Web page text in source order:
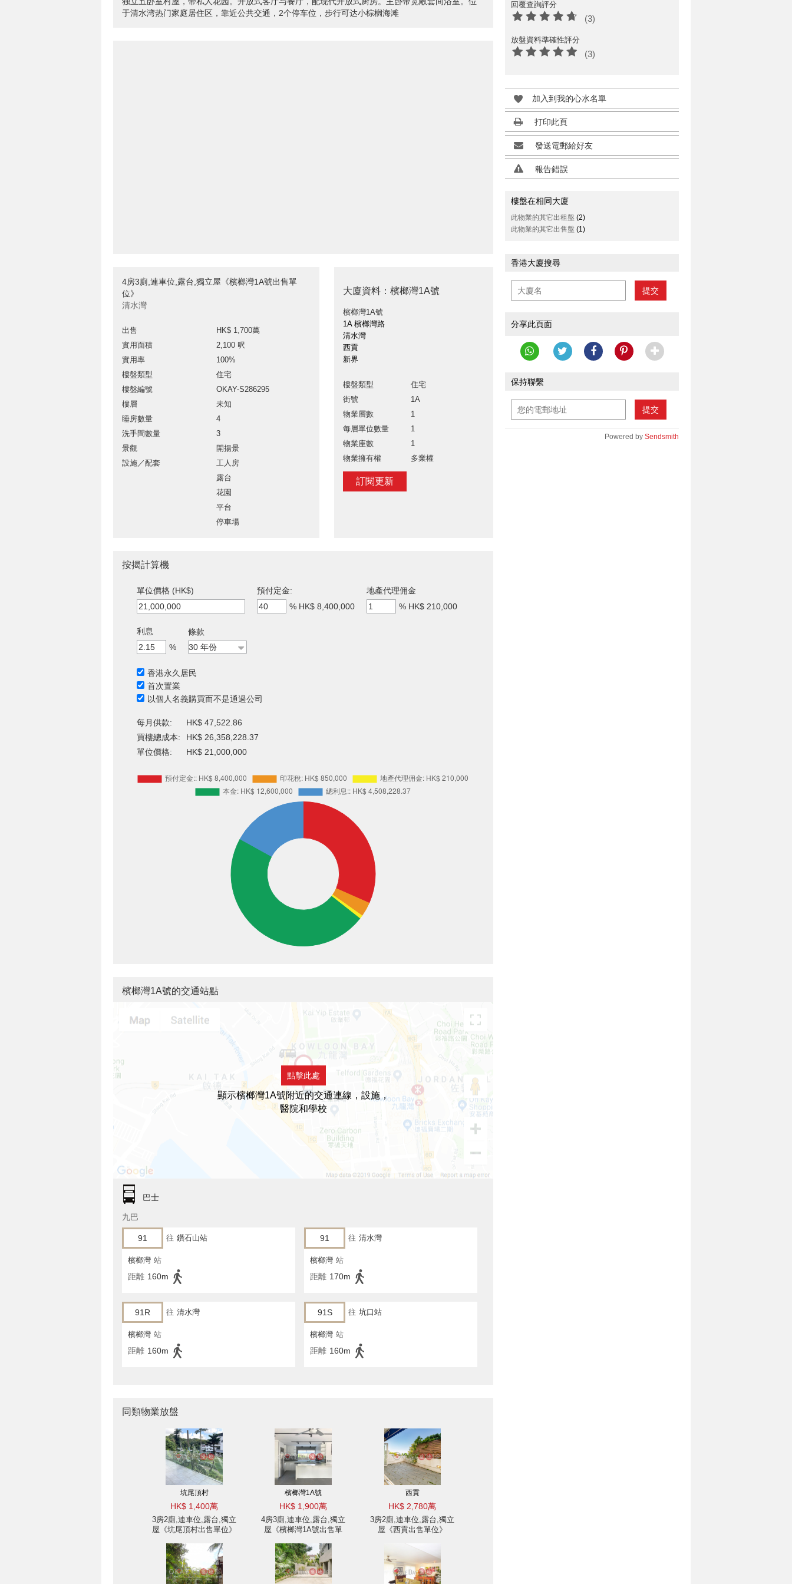
于清水湾热门家庭居住区，靠近公共交通，2个停车位，步行可达小棕榈海滩
4房3廁,連車位,露台,獨立屋《檳榔灣1A號出售單
位》
清水灣
出售
HK$ 1,700萬
實用面積
2,100 呎
實用率
100%
樓盤類型
住宅
樓盤編號
OKAY-S286295
樓層
未知
睡房數量
4
洗手間數量
3
景觀
開揚景
設施／配套
工人房
露台
花園
平台
停車場
大廈資料：檳榔灣1A號
檳榔灣1A號
1A 檳榔灣路
清水灣
西貢
新界
樓盤類型
住宅
街號
1A
物業層數
1
每層單位數量
1
物業座數
1
物業擁有權
多業權
訂閱更新
回覆查詢評分
(3)
放盤資料準確性評分
(3)
加入到我的心水名單
打印此頁
發送電郵給好友
報告錯誤
樓盤在相同大廈
此物業的其它出租盤 (2)
此物業的其它出售盤 (1)
香港大廈搜尋
提交
分享此頁面
保持聯繫
提交
Powered by Sendsmith
按揭計算機
單位價格 (HK$)
預付定金:
% HK$ 8,400,000
地產代理佣金
% HK$ 210,000
利息
%
條款
香港永久居民
首次置業
以個人名義購買而不是通過公司
每月供款:
HK$ 47,522.86
買樓總成本:
HK$ 26,358,228.37
單位價格:
HK$ 21,000,000
檳榔灣1A號的交通站點
點擊此處
顯示檳榔灣1A號附近的交通連線，設施，
醫院和學校
巴士
九巴
91 往 鑽石山站
檳榔灣 站
距離 160m
91 往 清水灣
檳榔灣 站
距離 170m
91R 往 清水灣
檳榔灣 站
距離 160m
91S 往 坑口站
檳榔灣 站
距離 160m
同類物業放盤
坑尾頂村
HK$ 1,400萬
3房2廁,連車位,露台,獨立
屋《坑尾頂村出售單位》
檳榔灣1A號
HK$ 1,900萬
4房3廁,連車位,露台,獨立
屋《檳榔灣1A號出售單
西貢
HK$ 2,780萬
3房2廁,連車位,露台,獨立
屋《西貢出售單位》